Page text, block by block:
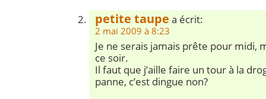
petite taupe a écrit:
2 mai 2009 à 8:23
Je ne serais jamais prête pour midi,
ce soir.
Il faut que j’aille faire un tour à la
panne, c’est dingue non?